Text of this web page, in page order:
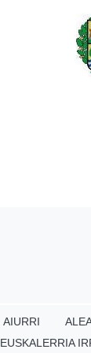
AIURRI
EUSKALERRIA